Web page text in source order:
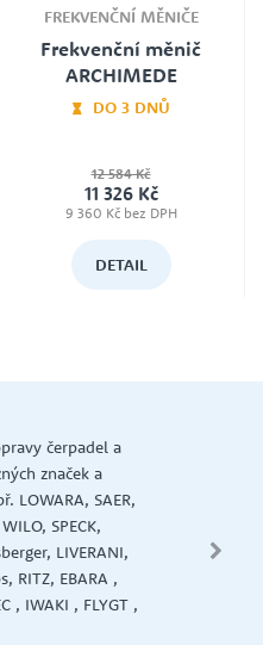
FREKVENČNÍ MĚNIČE
Frekvenční měnič
ARCHIMEDE
DO 3 DNŮ
12 584 Kč
11 326 Kč
9 360 Kč bez DPH
DETAIL
čerpadel a
značek a
LOWARA, SAER,
SPECK,
LIVERANI,
RITZ, EBARA ,
, IWAKI , FLYGT ,